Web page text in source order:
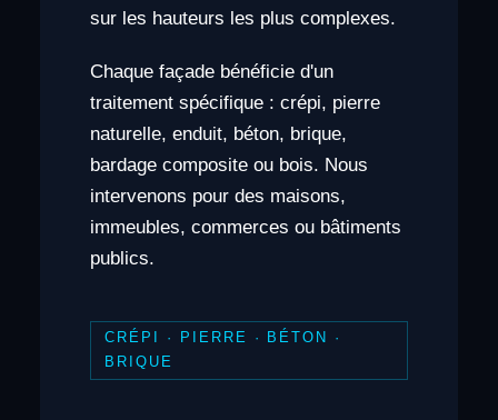
sur les hauteurs les plus complexes.
Chaque façade bénéficie d'un
traitement spécifique : crépi, pierre
naturelle, enduit, béton, brique,
bardage composite ou bois. Nous
intervenons pour des maisons,
immeubles, commerces ou bâtiments
publics.
CRÉPI · PIERRE · BÉTON ·
BRIQUE